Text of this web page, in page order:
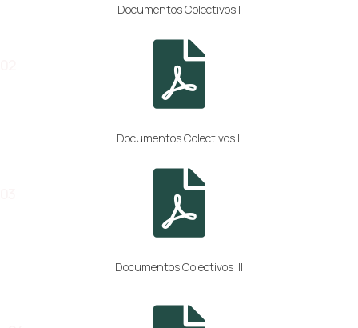
Documentos Colectivos I
Documentos Colectivos II
Documentos Colectivos III